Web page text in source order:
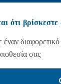
ότι
έναν
σας